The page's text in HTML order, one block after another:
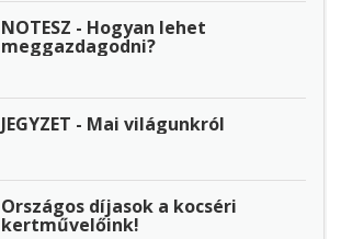
NOTESZ - Hogyan lehet
meggazdagodni?
JEGYZET - Mai világunkról
Országos díjasok a kocséri
kertművelőink!